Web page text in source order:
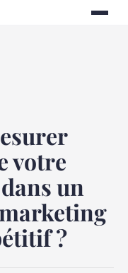
votre
un
?